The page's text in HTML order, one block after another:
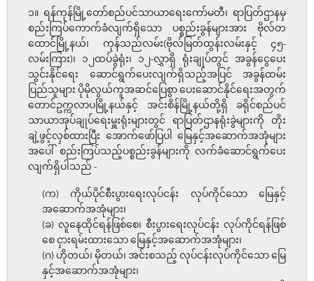
၁။ ရန်ကုန်မြို့တော်စည်ပင်သာယာရေးကော်မတီ၊ ရာပြတ်ဌာနမှ
စည်းကြပ်ကောက်ခံလျက်ရှိသော ပစ္စည်းခွန်များအား ဗိုလ်တ
ထောင်မြို့နယ်၊ ကုန်သည်လမ်း(ဗိုလ်မြတ်ထွန်းလမ်းနှင့် ၄၅-
လမ်းကြား)၊ ၁၂ထပ်ခွဲရုံး၊ ၁၂-လွှာရှိ ရုံးချုပ်တွင် အခွန်ငွေပေး
သွင်းနိုင်ရေး ဆောင်ရွက်ပေးလျက်ရှိသည့်အပြင် အခွန်ထမ်း
ပြည်သူများ ပိုမိုလွယ်ကူအဆင်ပြေစွာ ပေးဆောင်နိုင်ရေးအတွက်
တောင်ဥက္ကလာပမြို့နယ်နှင့် အင်းစိန်မြို့နယ်တို့ရှိ ခရိုင်စည်ပင်
သာယာအုပ်ချုပ်ရေးမှူးရုံးများတွင် ရာပြတ်ဌာနရုံးခွဲများကို တိုး
ချဲ့ဖွင့်လှစ်ထားပြီး အောက်ဖော်ပြပါ မြေနှင့်အဆောက်အအုံများ
အပေါ် စည်းကြပ်သည့်ပစ္စည်းခွန်များကို လက်ခံဆောင်ရွက်ပေး
လျက်ရှိပါသည် -
(က) ကိုယ်ပိုင်စီးပွားရေးလုပ်ငန်း လုပ်ကိုင်သော မြေနှင့်
အဆောက်အအုံများ၊
(ခ) လူနေထိုင်ရန်ဖြစ်စေ၊ စီးပွားရေးလုပ်ငန်း လုပ်ကိုင်ရန်ဖြစ်
စေ ငှားရမ်းထားသော မြေနှင့်အဆောက်အအုံများ၊
(ဂ) ဟိုတယ်၊ မိုတယ်၊ အင်းစသည့် လုပ်ငန်းလုပ်ကိုင်သော မြေ
နှင့်အဆောက်အအုံများ၊